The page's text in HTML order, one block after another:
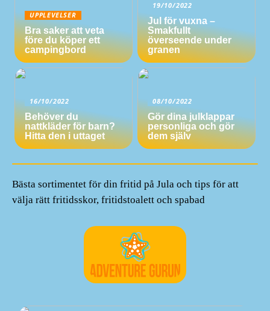
UPPLEVELSER
Bra saker att veta
före du köper ett
campingbord
19/10/2022
Jul för vuxna –
Smakfullt
överseende under
granen
16/10/2022
Behöver du
nattkläder för barn?
Hitta den i uttaget
08/10/2022
Gör dina julklappar
personliga och gör
dem själv
Bästa sortimentet för din fritid på Jula och tips för att
välja rätt fritidsskor, fritidstoalett och spabad